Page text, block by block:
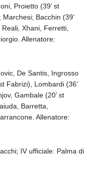
Proietto (39’ st
Bacchin (39’
Xhani, Ferretti,
Allenatore:
De Santis, Ingrosso
Fabrizi), Lombardi (36’
Gambale (20’ st
Barretta,
Allenatore:
IV ufficiale: Palma di